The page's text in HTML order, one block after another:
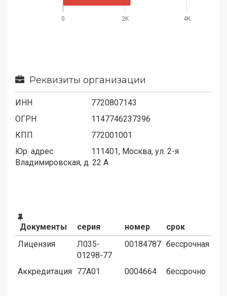
0 2K 4K
Реквизиты организации
ИНН
7720807143
ОГРН
1147746237396
КПП
772001001
Юр. адрес
111401, Москва, ул. 2-я
Владимировская, д. 22 А
Документы серия номер
срок
Лицензия
Л035-
01298-77
00184787 бессрочная
Аккредитация 77А01 0004664 бессрочно